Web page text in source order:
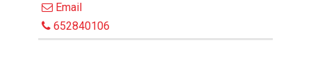
Email
652840106